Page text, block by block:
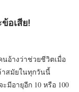
อเสีย!
อ้างว่าช่วยชีวิตเมื่อ
าสมัยในทุกวันนี้
มีอายุอีก 10 หรือ 100